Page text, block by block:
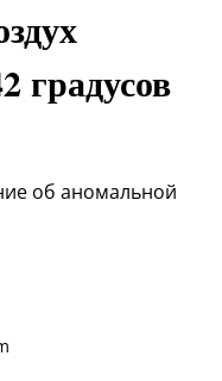
градусов
об аномальной